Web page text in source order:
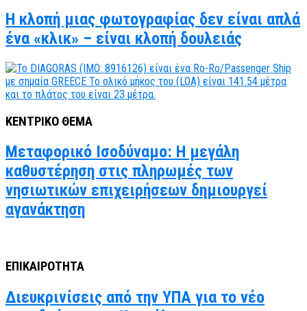
Η κλοπή μιας φωτογραφίας δεν είναι απλά
ένα «κλικ» – είναι κλοπή δουλειάς
ΚΕΝΤΡΙΚΟ ΘΕΜΑ
Μεταφορικό Ισοδύναμο: Η μεγάλη
καθυστέρηση στις πληρωμές των
νησιωτικών επιχειρήσεων δημιουργεί
αγανάκτηση
ΕΠΙΚΑΙΡΟΤΗΤΑ
Διευκρινίσεις από την ΥΠΑ για το νέο